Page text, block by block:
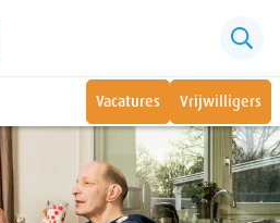
Vacatures Vrijwilligers
Sluiten